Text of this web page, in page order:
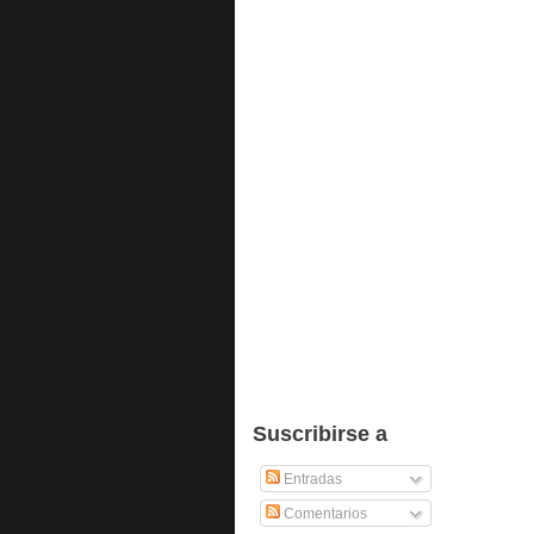
Suscribirse a
Entradas
Comentarios